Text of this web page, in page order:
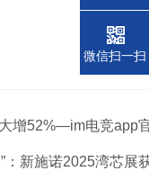
增52%—im电竞app
：新施诺2025湾芯
微信扫一扫